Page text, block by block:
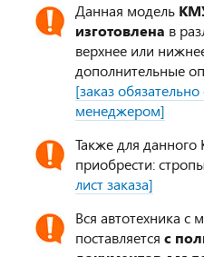
Данная модель
изготовлена в
верхнее или
дополнительные
[заказ
менеджером]
Также для
приобрести:
лист заказа]
Вся автотехника
поставляется с